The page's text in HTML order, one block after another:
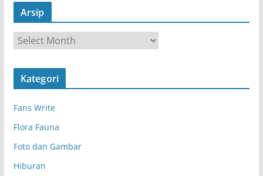
Arsip
r
s
Kategori
Fans Write
Flora Fauna
Foto dan Gambar
Hiburan